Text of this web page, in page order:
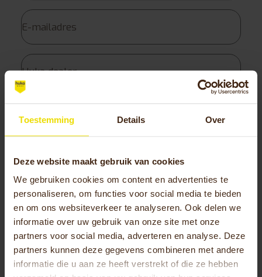
Toestemming Details Over
Deze website maakt gebruik van cookies
We gebruiken cookies om content en advertenties te
personaliseren, om functies voor social media te bieden
en om ons websiteverkeer te analyseren. Ook delen we
informatie over uw gebruik van onze site met onze
partners voor social media, adverteren en analyse. Deze
partners kunnen deze gegevens combineren met andere
informatie die u aan ze heeft verstrekt of die ze hebben
zorgen dat je aanvraag zo snel mogelijk wordt
verwerkt. Dankzij deze registratie blijf je ook op
de hoogte van Huka en de ontwikkelingen rondom
jouw fiets.
Verstuur registratie aan
Huka
De garantie wordt beoordeeld door jouw Huka